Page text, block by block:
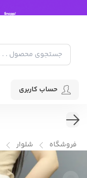
حساب کاربری
فروشگاه شلوار